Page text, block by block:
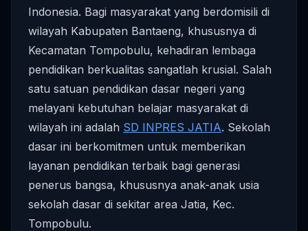
Indonesia. Bagi masyarakat yang berdomisili di
wilayah Kabupaten Bantaeng, khususnya di
Kecamatan Tompobulu, kehadiran lembaga
pendidikan berkualitas sangatlah krusial. Salah
satu satuan pendidikan dasar negeri yang
melayani kebutuhan belajar masyarakat di
wilayah ini adalah SD INPRES JATIA. Sekolah
dasar ini berkomitmen untuk memberikan
layanan pendidikan terbaik bagi generasi
penerus bangsa, khususnya anak-anak usia
sekolah dasar di sekitar area Jatia, Kec.
Tompobulu.